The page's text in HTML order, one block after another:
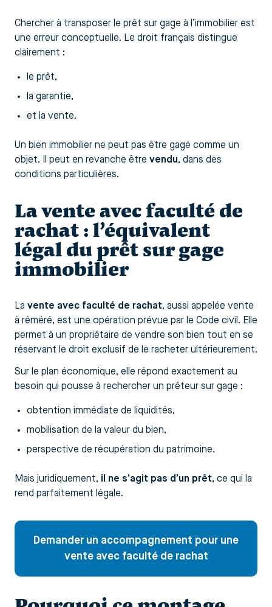
Chercher à transposer le prêt sur gage à l’immobilier est
une erreur conceptuelle. Le droit français distingue
clairement :
le prêt,
la garantie,
et la vente.
Un bien immobilier ne peut pas être gagé comme un
objet. Il peut en revanche être vendu, dans des
conditions particulières.
La vente avec faculté de
rachat : l’équivalent
légal du prêt sur gage
immobilier
La vente avec faculté de rachat, aussi appelée vente
à réméré, est une opération prévue par le Code civil. Elle
permet à un propriétaire de vendre son bien tout en se
réservant le droit exclusif de le racheter ultérieurement.
Sur le plan économique, elle répond exactement au
besoin qui pousse à rechercher un prêteur sur gage :
obtention immédiate de liquidités,
mobilisation de la valeur du bien,
perspective de récupération du patrimoine.
Mais juridiquement, il ne s’agit pas d’un prêt, ce qui la
rend parfaitement légale.
Demander un accompagnement pour une
vente avec faculté de rachat